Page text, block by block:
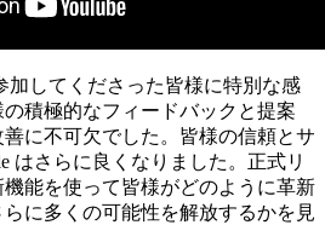
加してくださった皆様に特別な感
積極的なフィードバックと提案
に不可欠でした。皆様の信頼とサ
はさらに良くなりました。正式リ
能を使って皆様がどのように革新
に多くの可能性を解放するかを見